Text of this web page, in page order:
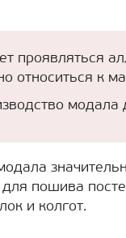
проявляться
относиться к
модала
пошива
и колгот.